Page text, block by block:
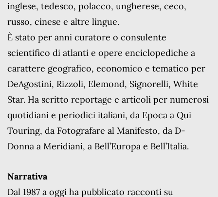
inglese, tedesco, polacco, ungherese, ceco,
russo, cinese e altre lingue.
È stato per anni curatore o consulente
scientifico di atlanti e opere enciclopediche a
carattere geografico, economico e tematico per
DeAgostini, Rizzoli, Elemond, Signorelli, White
Star. Ha scritto reportage e articoli per numerosi
quotidiani e periodici italiani, da Epoca a Qui
Touring, da Fotografare al Manifesto, da D-
Donna a Meridiani, a Bell’Europa e Bell’Italia.
Narrativa
Dal 1987 a oggi ha pubblicato racconti su